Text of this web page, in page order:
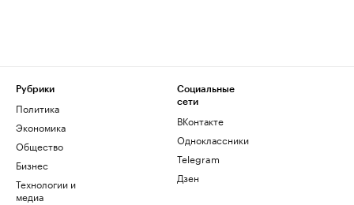
Рубрики
Политика
Экономика
Общество
Бизнес
Технологии и
медиа
Социальные
сети
ВКонтакте
Одноклассники
Telegram
Дзен